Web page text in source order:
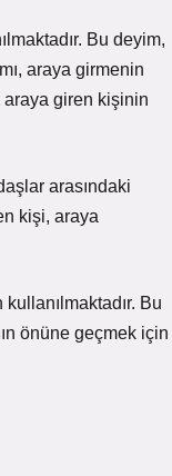
Bu deyim,
araya girmenin
araya giren kişinin
arasındaki
kişi, araya
Bu
önüne geçmek için